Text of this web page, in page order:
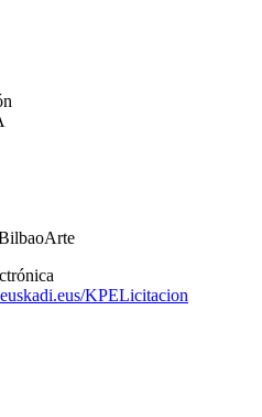
KPELicitacion